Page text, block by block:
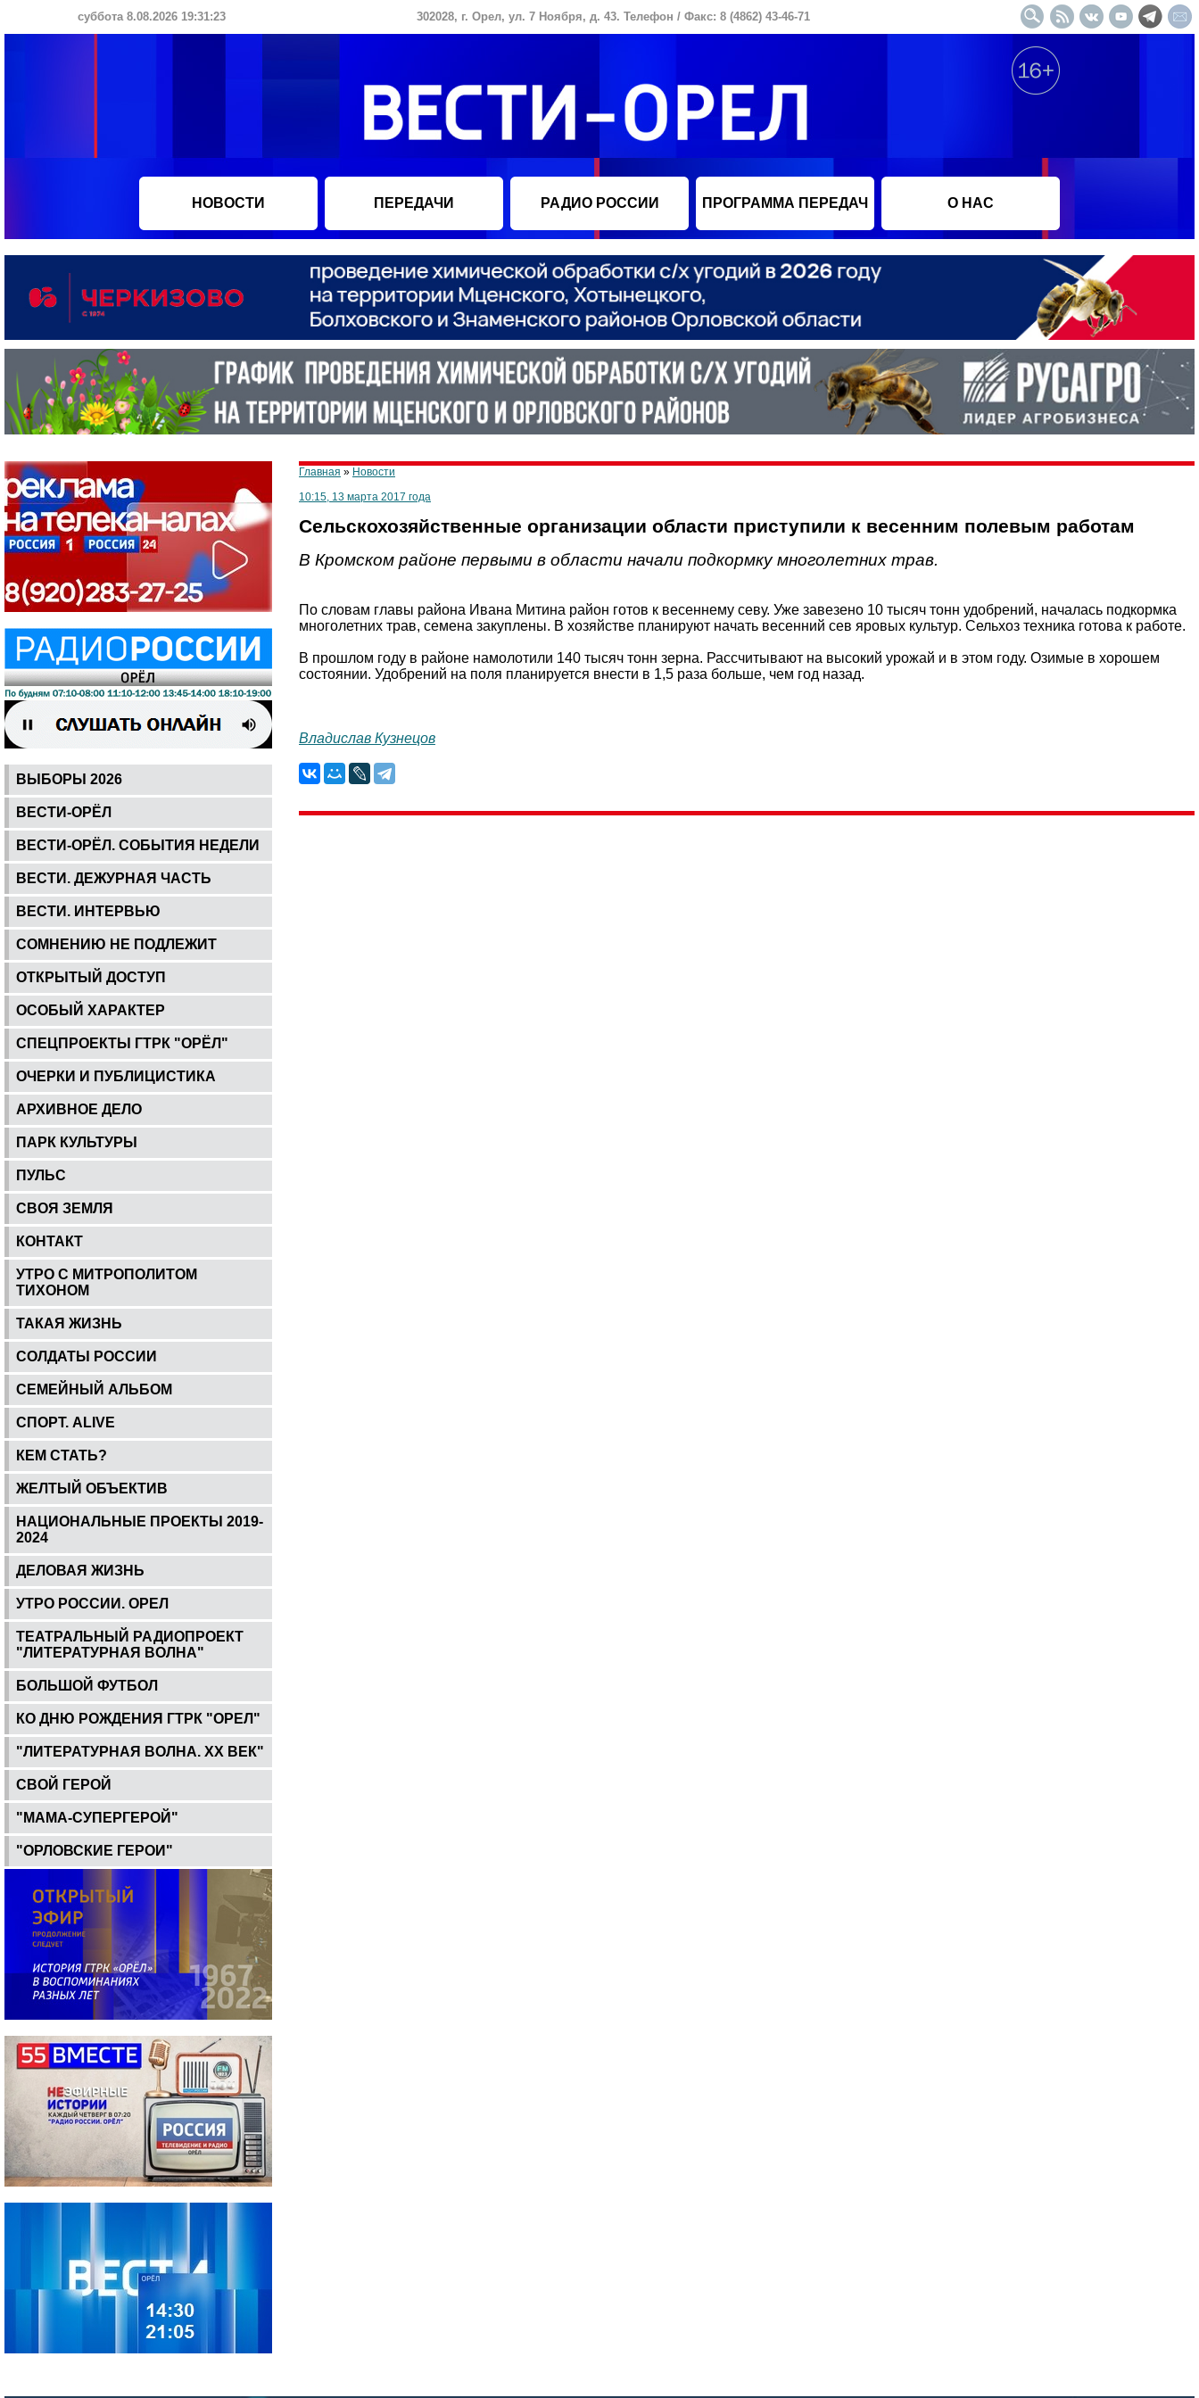
суббота 8.08.2026 19:31:24 302028, г. Орел, ул. 7 Ноября, д. 43. Телефон / Факс: 8 (4862) 43-46-71
НОВОСТИ ПЕРЕДАЧИ РАДИО РОССИИ ПРОГРАММА ПЕРЕДАЧ О НАС
ВЫБОРЫ 2026
ВЕСТИ-ОРЁЛ
ВЕСТИ-ОРЁЛ. СОБЫТИЯ НЕДЕЛИ
ВЕСТИ. ДЕЖУРНАЯ ЧАСТЬ
ВЕСТИ. ИНТЕРВЬЮ
СОМНЕНИЮ НЕ ПОДЛЕЖИТ
ОТКРЫТЫЙ ДОСТУП
ОСОБЫЙ ХАРАКТЕР
СПЕЦПРОЕКТЫ ГТРК "ОРЁЛ"
ОЧЕРКИ И ПУБЛИЦИСТИКА
АРХИВНОЕ ДЕЛО
ПАРК КУЛЬТУРЫ
ПУЛЬС
СВОЯ ЗЕМЛЯ
КОНТАКТ
УТРО С МИТРОПОЛИТОМ
ТИХОНОМ
ТАКАЯ ЖИЗНЬ
СОЛДАТЫ РОССИИ
СЕМЕЙНЫЙ АЛЬБОМ
СПОРТ. ALIVE
КЕМ СТАТЬ?
ЖЕЛТЫЙ ОБЪЕКТИВ
НАЦИОНАЛЬНЫЕ ПРОЕКТЫ 2019-
2024
ДЕЛОВАЯ ЖИЗНЬ
УТРО РОССИИ. ОРЕЛ
ТЕАТРАЛЬНЫЙ РАДИОПРОЕКТ
"ЛИТЕРАТУРНАЯ ВОЛНА"
БОЛЬШОЙ ФУТБОЛ
КО ДНЮ РОЖДЕНИЯ ГТРК "ОРЕЛ"
"ЛИТЕРАТУРНАЯ ВОЛНА. ХХ ВЕК"
СВОЙ ГЕРОЙ
"МАМА-СУПЕРГЕРОЙ"
"ОРЛОВСКИЕ ГЕРОИ"
Главная » Новости
10:15, 13 марта 2017 года
Сельскохозяйственные организации области приступили к весенним полевым работам
В Кромском районе первыми в области начали подкормку многолетних трав.
По словам главы района Ивана Митина район готов к весеннему севу. Уже завезено 10 тысяч тонн удобрений, началась подкормка
многолетних трав, семена закуплены. В хозяйстве планируют начать весенний сев яровых культур. Сельхоз техника готова к работе.
В прошлом году в районе намолотили 140 тысяч тонн зерна. Рассчитывают на высокий урожай и в этом году. Озимые в хорошем
состоянии. Удобрений на поля планируется внести в 1,5 раза больше, чем год назад.
Владислав Кузнецов